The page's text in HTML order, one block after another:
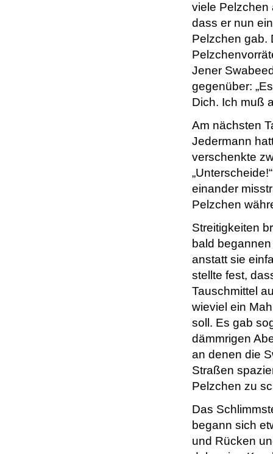
viele Pelzchen
dass er nun
Pelzchen gab.
Jener
gegenüber:
Dich. Ich muß
Am nächsten
Jedermann
verschenkte
einander
Pelzchen
Streitigkeiten
bald
anstatt sie
stellte fest,
Tauschmittel
wieviel ein
soll. Es gab
dämmrigen
an denen die
Straßen
Pelzchen zu
Das
begann sich
und Rücken